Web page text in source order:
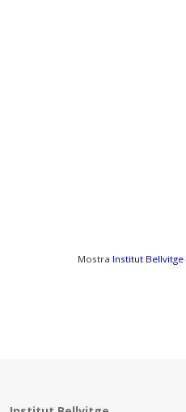
Mostra Institut Bellvitge